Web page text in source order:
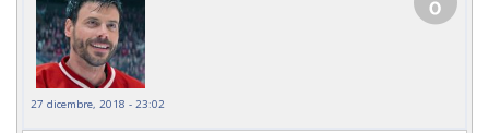
27 dicembre, 2018 - 23:02